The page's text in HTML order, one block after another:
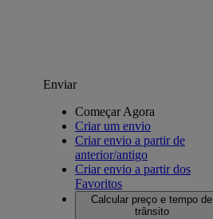
Enviar
Começar Agora
Criar um envio
Criar envio a partir de
anterior/antigo
Criar envio a partir dos
Favoritos
Calcular preço e tempo de
trânsito